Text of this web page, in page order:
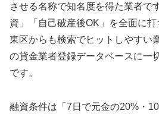
させる名称で知名度を得た業者で
資」「自己破産後OK」を全面に
東区からも検索でヒットしやすい
の貸金業者登録データベースに一
です。
融資条件は「7日で元金の20%・